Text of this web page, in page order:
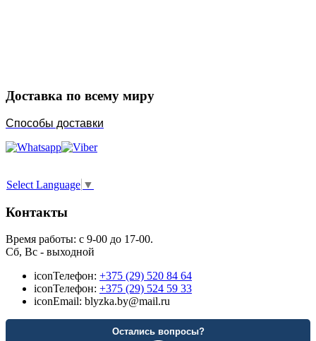
Доставка по всему миру
Способы доставки
Select Language ▼
Контакты
Время работы: с 9-00 до 17-00.
Сб, Вс - выходной
iconТелефон: +375 (29) 520 84 64
iconТелефон: +375 (29) 524 59 33
iconEmail: blyzka.by@mail.ru